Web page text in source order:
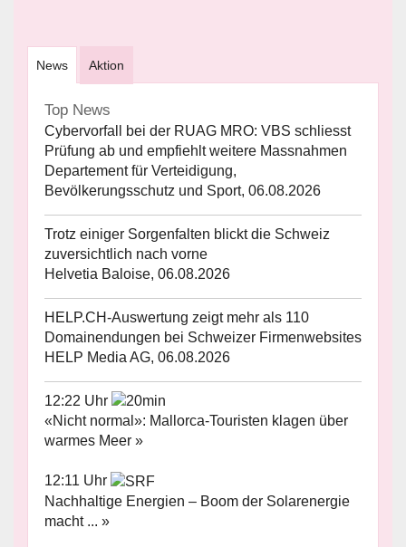
News Aktion
Top News
Cybervorfall bei der RUAG MRO: VBS schliesst
Prüfung ab und empfiehlt weitere Massnahmen
Departement für Verteidigung,
Bevölkerungsschutz und Sport, 06.08.2026
Trotz einiger Sorgenfalten blickt die Schweiz
zuversichtlich nach vorne
Helvetia Baloise, 06.08.2026
HELP.CH-Auswertung zeigt mehr als 110
Domainendungen bei Schweizer Firmenwebsites
HELP Media AG, 06.08.2026
12:22 Uhr
«Nicht normal»: Mallorca-Touristen klagen über
warmes Meer »
12:11 Uhr
Nachhaltige Energien – Boom der Solarenergie
macht ... »